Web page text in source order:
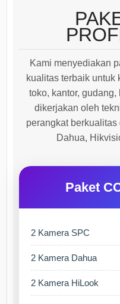
Kami menyediakan
kualitas terbaik untuk
toko, kantor,
dikerjakan oleh
perangkat
Dahua,
Paket
2 Kamera SPC
2 Kamera Dahua
2 Kamera HiLook